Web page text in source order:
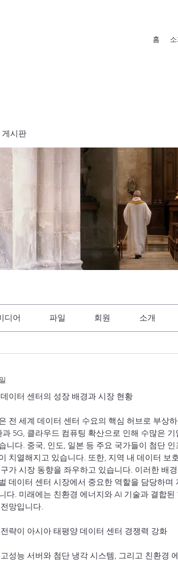
홈
게시판
디어 파일 회원 소개
이터 센터의 성장 배경과 시장 현황
전 세계 데이터 센터 수요의 핵심 허브로 부상
5G, 클라우드 컴퓨팅 확산으로 인해 수많은 기
니다. 중국, 인도, 일본 등 주요 국가들이 첨단 인
치열해지고 있습니다. 또한, 지역 내 데이터 보
가 시장 동향을 좌우하고 있습니다. 이러한 배
데이터 센터 시장에서 중요한 역할을 담당하며
다. 미래에는 친환경 에너지와 AI 기술과 결합된
망입니다.
략이 아시아 태평양 데이터 센터 경쟁력 강화
성능 서버와 첨단 냉각 시스템, 그리고 친환경